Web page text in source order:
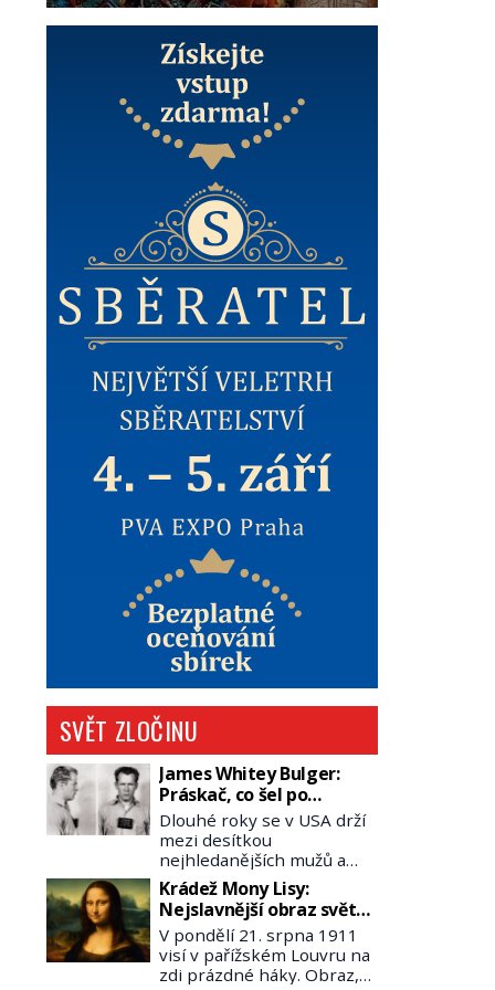
SVĚT ZLOČINU
James Whitey Bulger:
Práskač, co šel po
práskačích
Dlouhé roky se v USA drží
mezi desítkou
nejhledanějších mužů a
dopracuje to až na číslo
dvě – hned po Usámovi bin
Ládinovi (1957–2011). To je
James „Whitey“ Bulger
(1929–2018) viněný ze
spoluúčasti na 19
Krádež Mony Lisy:
Nejslavnější obraz světa
zůstane dva roky
nezvěstný
V pondělí 21. srpna 1911
visí v pařížském Louvru na
zdi prázdné háky. Obraz,